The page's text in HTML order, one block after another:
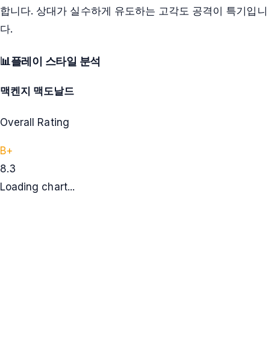
합니다. 상대가 실수하게 유도하는 고각도 공격이 특기입니
다.
📊플레이 스타일 분석
맥켄지 맥도날드
Overall Rating
B+
8.3
Loading chart...